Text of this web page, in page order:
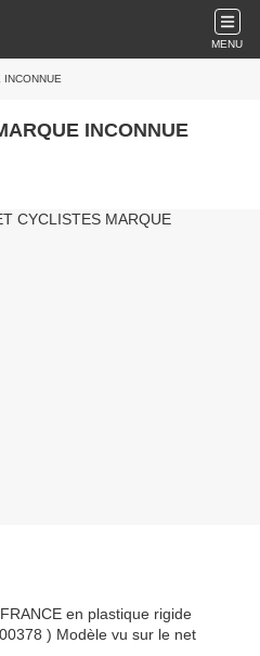
MENU
INCONNUE
en plastique rigide
) Modèle vu sur le net